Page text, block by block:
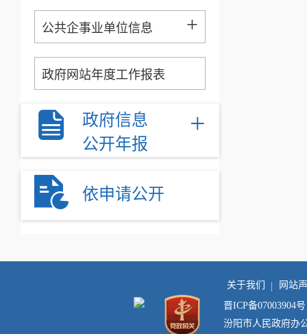
公共企事业单位信息 +
政府网站年度工作报表
政府信息
公开年报
+
依申请公开
关于我们
网站
晋ICP备07003904号
汾阳市人民政府办